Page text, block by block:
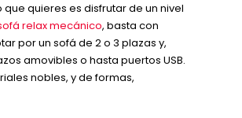
quieres es disfrutar de un nivel
relax mecánico, basta con
por un sofá de 2 o 3 plazas y,
amovibles o hasta puertos USB.
nobles, y de formas,